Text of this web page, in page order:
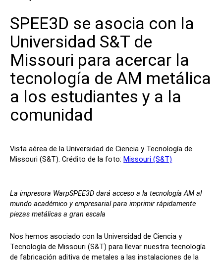
SPEE3D se asocia con la
Universidad S&T de
Missouri para acercar la
tecnología de AM metálica
a los estudiantes y a la
comunidad
Vista aérea de la Universidad de Ciencia y Tecnología de
Missouri (S&T). Crédito de la foto: Missouri (S&T)
La impresora WarpSPEE3D dará acceso a la tecnología AM al
mundo académico y empresarial para imprimir rápidamente
piezas metálicas a gran escala
Nos hemos asociado con la Universidad de Ciencia y
Tecnología de Missouri (S&T) para llevar nuestra tecnología
de fabricación aditiva de metales a las instalaciones de la